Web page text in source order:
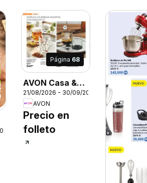
Página 68
AVON Casa &
Estilo 13 2026
21/08/2026 - 30/09/2026
AVON
Precio en
folleto